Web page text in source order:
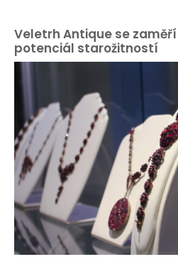
Veletrh Antique se
potenciál starožitností